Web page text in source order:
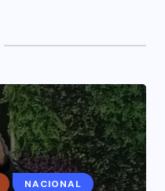
NACIONAL
MORÓN